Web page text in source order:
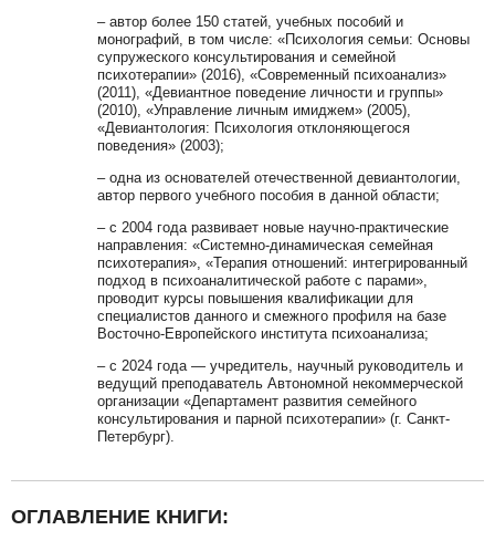
– автор более 150 статей, учебных пособий и
монографий, в том числе: «Психология семьи: Основы
супружеского консультирования и семейной
психотерапии» (2016), «Современный психоанализ»
(2011), «Девиантное поведение личности и группы»
(2010), «Управление личным имиджем» (2005),
«Девиантология: Психология отклоняющегося
поведения» (2003);
– одна из основателей отечественной девиантологии,
автор первого учебного пособия в данной области;
– с 2004 года развивает новые научно-практические
направления: «Системно-динамическая семейная
психотерапия», «Терапия отношений: интегрированный
подход в психоаналитической работе с парами»,
проводит курсы повышения квалификации для
специалистов данного и смежного профиля на базе
Восточно-Европейского института психоанализа;
– с 2024 года — учредитель, научный руководитель и
ведущий преподаватель Автономной некоммерческой
организации «Департамент развития семейного
консультирования и парной психотерапии» (г. Санкт-
Петербург).
ОГЛАВЛЕНИЕ КНИГИ: